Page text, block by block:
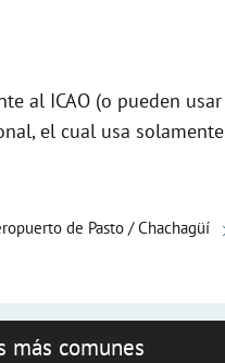
al ICAO (o pueden usar
el cual usa solamente
de Pasto / Chachagüí
comunes